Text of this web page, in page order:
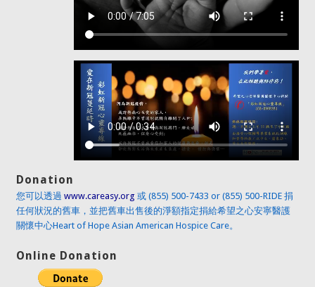
Donation
您可以透過www.careasy.org 或 (855) 500-7433 or (855) 500-RIDE 捐
任何狀況的舊車，並把舊車出售後的淨額指定捐給希望之心安寧醫護
關懷中心Heart of Hope Asian American Hospice Care。
Online Donation